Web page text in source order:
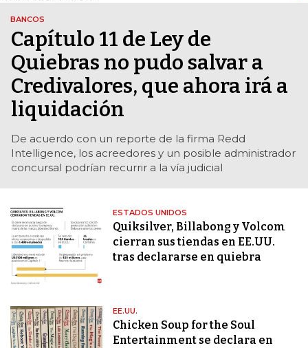
BANCOS
Capítulo 11 de Ley de
Quiebras no pudo salvar a
Credivalores, que ahora irá a
liquidación
De acuerdo con un reporte de la firma Redd
Intelligence, los acreedores y un posible administrador
concursal podrían recurrir a la vía judicial
ESTADOS UNIDOS
Quiksilver, Billabong y Volcom
cierran sus tiendas en EE.UU.
tras declararse en quiebra
EE.UU.
Chicken Soup for the Soul
Entertainment se declara en